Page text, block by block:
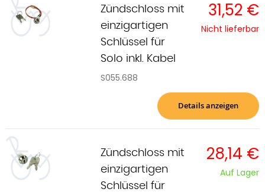
Zündschloss mit
einzigartigen
Schlüssel für
Solo inkl. Kabel
S055.688
31,52 €
Nicht lieferbar
Details anzeigen
Zündschloss mit
einzigartigen
Schlüssel für
28,14 €
Auf Lager